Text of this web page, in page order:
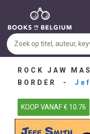
ROCK JAW
BORDER -
KOOP VANAF € 10.76